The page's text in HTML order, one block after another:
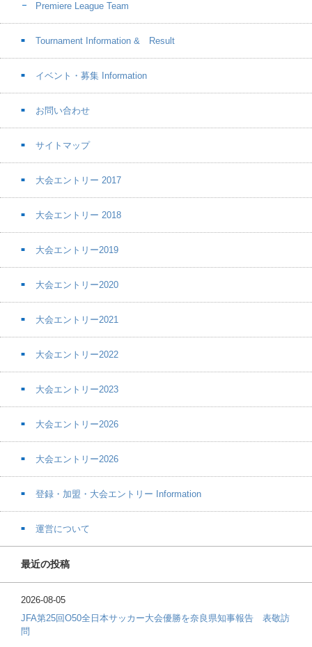
Premiere League Team
Tournament Information & Result
イベント・募集 Information
お問い合わせ
サイトマップ
大会エントリー 2017
大会エントリー 2018
大会エントリー2019
大会エントリー2020
大会エントリー2021
大会エントリー2022
大会エントリー2023
大会エントリー2026
大会エントリー2026
登録・加盟・大会エントリー Information
運営について
最近の投稿
2026-08-05
JFA第25回O50全日本サッカー大会優勝を奈良県知事報告 表敬訪
問